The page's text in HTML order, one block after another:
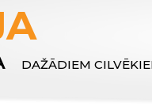
DAŽĀDIEM